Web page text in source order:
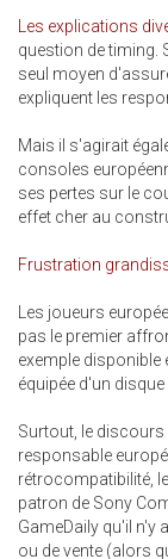
Les explications
question de timing.
seul moyen
expliquent les
Mais il s'agirait
consoles
ses pertes sur le
effet cher au
Frustration
Les joueurs
pas le premier
exemple disponible
équipée d'un disque
Surtout, le
responsable
rétrocompatibilité,
patron de Sony
GameDaily qu'il n'y
ou de vente (alors